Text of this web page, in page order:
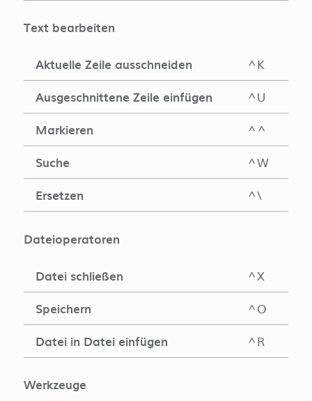
Text bearbeiten
Aktuelle Zeile ausschneiden ^K
Ausgeschnittene Zeile einfügen ^U
Markieren ^^
Suche ^W
Ersetzen ^\
Dateioperatoren
Datei schließen ^X
Speichern ^O
Datei in Datei einfügen ^R
Werkzeuge